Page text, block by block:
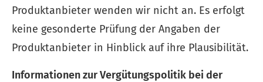
Produktanbieter wenden wir nicht an. Es erfolgt
keine gesonderte Prüfung der Angaben der
Produktanbieter in Hinblick auf ihre Plausibilität.
Informationen zur Vergütungspolitik bei der